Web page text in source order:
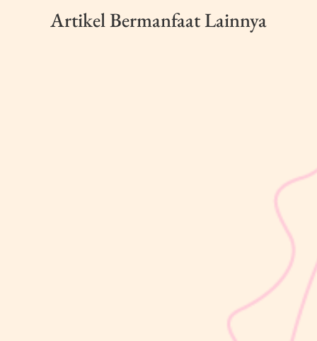
Artikel Bermanfaat Lainnya
utama untuk menilai apakah tumbuh kembang si Kecil berjalan